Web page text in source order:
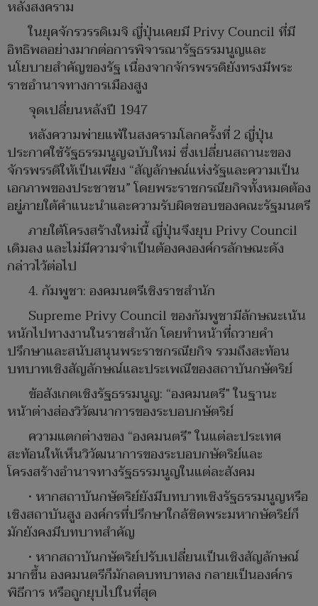
หลังสงคราม
ในยุคจักรวรรดิเมจิ ญี่ปุ่นเคยมี Privy Council ที่มี
อิทธิพลอย่างมากต่อการพิจารณารัฐธรรมนูญและ
นโยบายสำคัญของรัฐ เนื่องจากจักรพรรดิยังทรงมีพระ
ราชอำนาจทางการเมืองสูง
จุดเปลี่ยนหลังปี 1947
หลังความพ่ายแพ้ในสงครามโลกครั้งที่ 2 ญี่ปุ่น
ประกาศใช้รัฐธรรมนูญฉบับใหม่ ซึ่งเปลี่ยนสถานะของ
จักรพรรดิให้เป็นเพียง “สัญลักษณ์แห่งรัฐและความเป็น
เอกภาพของประชาชน” โดยพระราชกรณียกิจทั้งหมดต้อง
อยู่ภายใต้คำแนะนำและความรับผิดชอบของคณะรัฐมนตรี
ภายใต้โครงสร้างใหม่นี้ ญี่ปุ่นจึงยุบ Privy Council
เดิมลง และไม่มีความจำเป็นต้องคงองค์กรลักษณะดัง
กล่าวไว้ต่อไป
4. กัมพูชา: องคมนตรีเชิงราชสำนัก
Supreme Privy Council ของกัมพูชามีลักษณะเน้น
หนักไปทางงานในราชสำนัก โดยทำหน้าที่ถวายคำ
ปรึกษาและสนับสนุนพระราชกรณียกิจ รวมถึงสะท้อน
บทบาทเชิงสัญลักษณ์และประเพณีของสถาบันกษัตริย์
ข้อสังเกตเชิงรัฐธรรมนูญ: “องคมนตรี” ในฐานะ
หน้าต่างส่องวิวัฒนาการของระบอบกษัตริย์
ความแตกต่างของ “องคมนตรี” ในแต่ละประเทศ
สะท้อนให้เห็นวิวัฒนาการของระบอบกษัตริย์และ
โครงสร้างอำนาจทางรัฐธรรมนูญในแต่ละสังคม
• หากสถาบันกษัตริย์ยังมีบทบาทเชิงรัฐธรรมนูญหรือ
เชิงสถาบันสูง องค์กรที่ปรึกษาใกล้ชิดพระมหากษัตริย์ก็
มักยังคงมีบทบาทสำคัญ
• หากสถาบันกษัตริย์ปรับเปลี่ยนเป็นเชิงสัญลักษณ์
มากขึ้น องคมนตรีก็มักลดบทบาทลง กลายเป็นองค์กร
พิธีการ หรือถูกยุบไปในที่สุด